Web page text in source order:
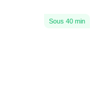
Sous 40 min